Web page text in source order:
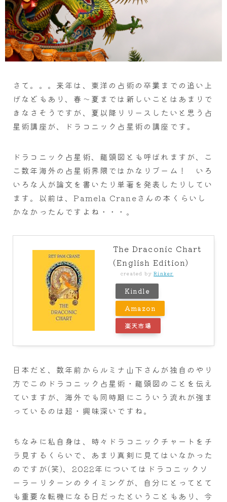
さて。。。来年は、東洋の占術の卒業までの追い上
げなどもあり、春～夏までは新しいことはあまりで
きなさそうですが、夏以降リリースしたいと思う占
星術講座が、ドラコニック占星術の講座です。
ドラコニック占星術、龍頭図とも呼ばれますが、こ
こ数年海外の占星術界隈ではかなりブーム！ いろ
いろな人が論文を書いたり単著を発表したりしてい
ます。以前は、Pamela Craneさんの本くらいし
かなかったんですよね・・・。
The Draconic Chart
(English Edition)
created byRinker
Kindle
Amazon
楽天市場
日本だと、数年前からルミナ山下さんが独自のやり
方でこのドラコニック占星術・龍頭図のことを伝え
ていますが、海外でも同時期にこういう流れが強ま
っているのは超・興味深いですね。
ちなみに私自身は、時々ドラコニックチャートをチ
ラ見するくらいで、あまり真剣に見てはいなかった
のですが(笑)、2022年についてはドラコニックソ
ーラーリターンのタイミングが、自分にとってとて
も重要な転機になる日だったということもあり、今